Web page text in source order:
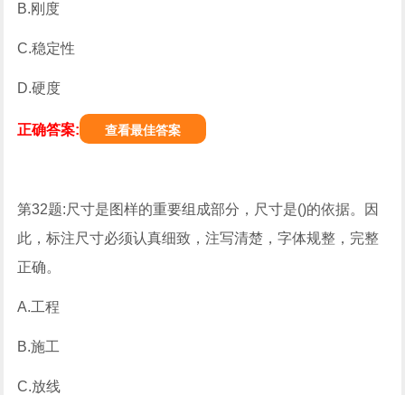
B.刚度
C.稳定性
D.硬度
正确答案: 查看最佳答案
第32题:尺寸是图样的重要组成部分，尺寸是()的依据。因
此，标注尺寸必须认真细致，注写清楚，字体规整，完整
正确。
A.工程
B.施工
C.放线